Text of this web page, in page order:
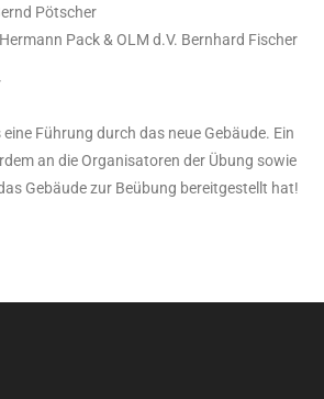
Pötscher
Pack & OLM d.V. Bernhard Fischer
Führung durch das neue Gebäude. Ein
an die Organisatoren der Übung sowie
Gebäude zur Beübung bereitgestellt hat!